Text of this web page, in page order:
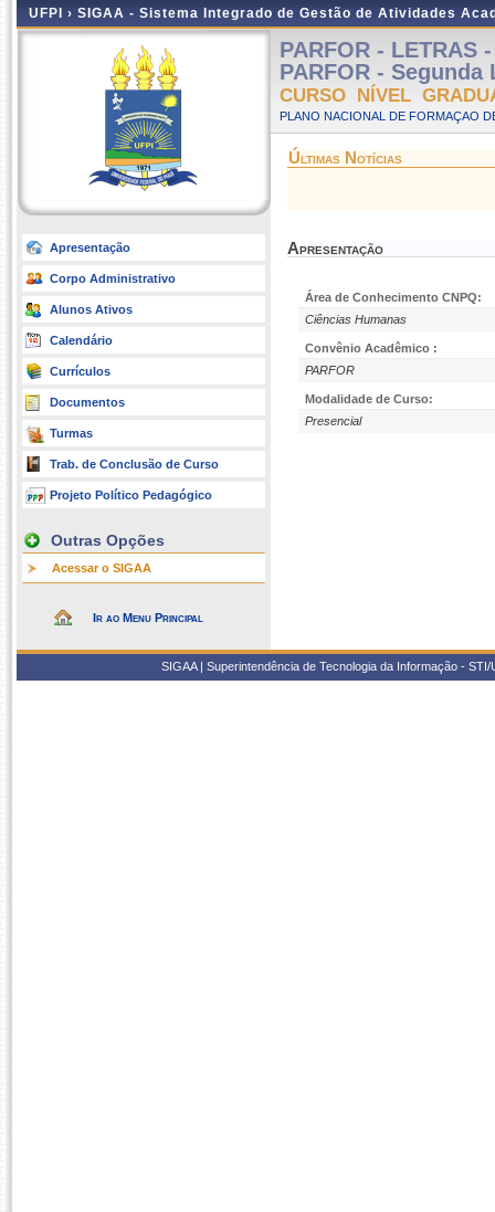
UFPI › SIGAA - Sistema Integrado de Gestão de Atividades
Apresentação
Corpo Administrativo
Alunos Ativos
Calendário
Currículos
Documentos
Turmas
Trab. de Conclusão de Curso
Projeto Político Pedagógico
Outras Opções
Acessar o SIGAA
Ir ao Menu Principal
PARFOR - LETRAS
PARFOR -
CURSO NÍVEL
PLANO NACIONAL DE FORMAÇAO
Últimas Notícias
Apresentação
Área de Conhecimento CNPQ:
Ciências Humanas
Convênio Acadêmico :
PARFOR
Modalidade de Curso:
Presencial
SIGAA | Superintendência de Tecnologia da Informação -